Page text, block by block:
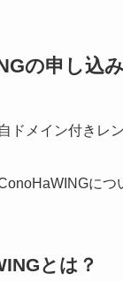
の申し込
ドメイン付きレ
につ
とは？